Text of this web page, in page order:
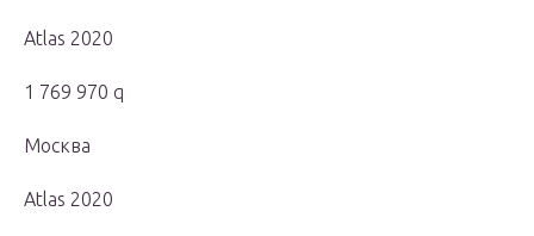
Atlas 2020
1 769 970 q
Москва
Atlas 2020